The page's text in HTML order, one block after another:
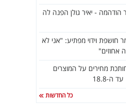
הודהמה - יאיר גולן הפנה לה
חושפת וידוי מפתיע: "אני לא
אחוזים"
מחירים על המוצרים
כל החדשות